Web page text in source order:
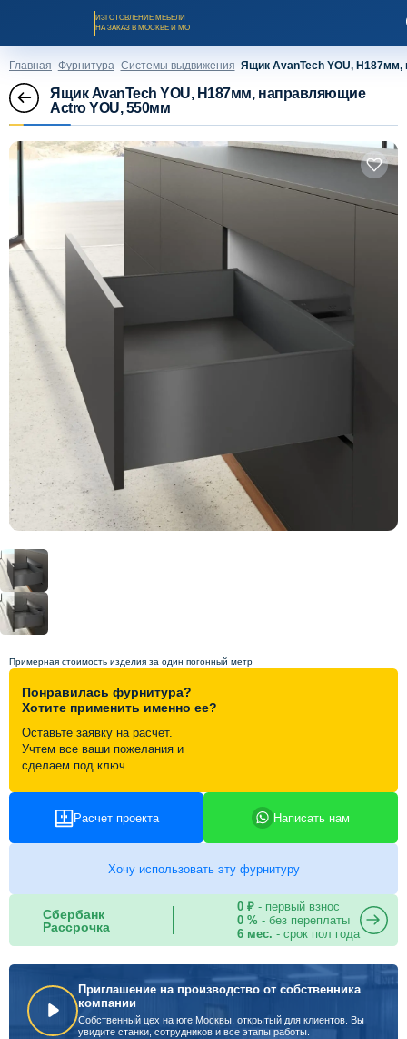
ИЗГОТОВЛЕНИЕ МЕБЕЛИ
НА ЗАКАЗ В МОСКВЕ И МО
Каталог мебели на заказ
О компании
Оплата и доставка
Рассрочка и кредит
Схема работы
Акции и скидки
Портфолио
Видеоотзывы
Контакты
Главная Фурнитура Системы выдвижения Ящик AvanTech YOU,
Ящик AvanTech YOU, H187мм, направляющие
Actro YOU, 550мм
Примерная стоимость изделия за один погонный метр
Понравилась фурнитура?
Хотите применить именно ее?
Оставьте заявку на расчет.
Учтем все ваши пожелания и
сделаем под ключ.
Расчет проекта Написать нам
Хочу использовать эту фурнитуру
Сбербанк
Рассрочка
0 ₽- первый взнос
0 %- без переплаты
6 мес. - срок пол года
Приглашение на производство от собственника
компании
Собственный цех на юге Москвы, открытый для клиентов. Вы
увидите станки, сотрудников и все этапы работы.